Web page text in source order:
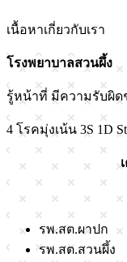
เนื้อหาเกี่ยวกับเรา
โรงพยาบาลสวนผึ้ง
รู้หน้าที่ มีความรับผิด
4 โรคมุ่งเน้น 3S 1D
รพ.สต.ผาปก
รพ.สต.สวนผึ้ง